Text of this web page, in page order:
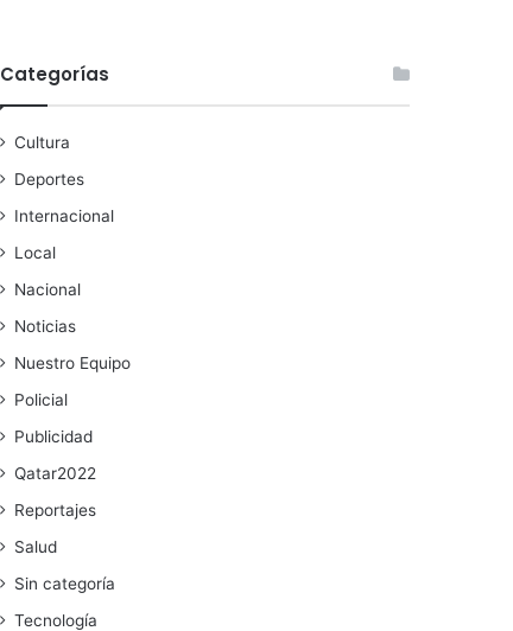
Categorías
Cultura
Deportes
Internacional
Local
Nacional
Noticias
Nuestro Equipo
Policial
Publicidad
Qatar2022
Reportajes
Salud
Sin categoría
Tecnología